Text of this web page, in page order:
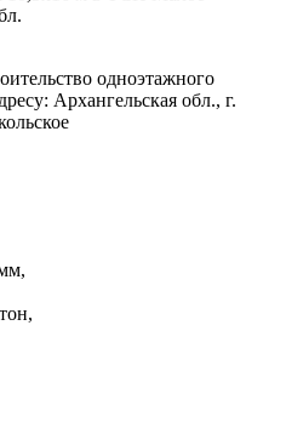
одноэтажного
Архангельская обл., г.